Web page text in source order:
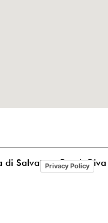
di Salvatore Puccia
Privacy Policy